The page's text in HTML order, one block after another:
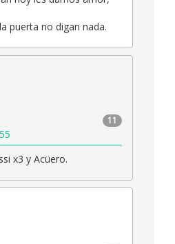
puerta no digan nada.
11
x3 y Acüero.